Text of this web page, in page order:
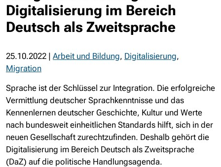
Digitalisierung im Bereich
Deutsch als Zweitsprache
25.10.2022 | Arbeit und Bildung, Digitalisierung,
Migration
Sprache ist der Schlüssel zur Integration. Die erfolgreiche
Vermittlung deutscher Sprachkenntnisse und das
Kennenlernen deutscher Geschichte, Kultur und Werte
nach bundesweit einheitlichen Standards hilft, sich in der
neuen Gesellschaft zurechtzufinden. Deshalb gehört die
Digitalisierung im Bereich Deutsch als Zweitsprache
(DaZ) auf die politische Handlungsagenda.